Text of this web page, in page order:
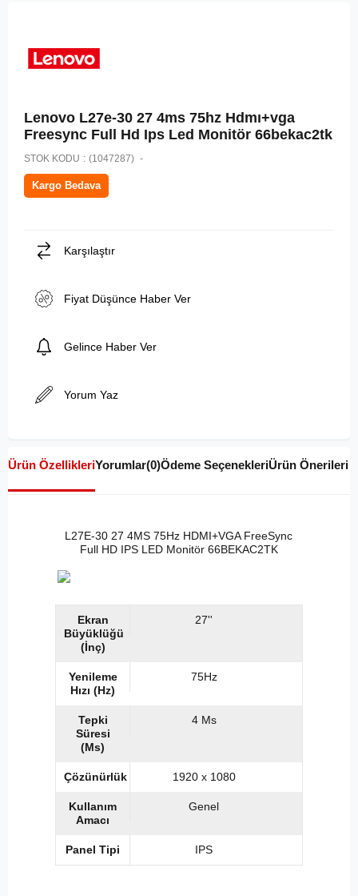
Lenovo L27e-30 27 4ms 75hz Hdmı+vga
Freesync Full Hd Ips Led Monitör 66bekac2tk
STOK KODU (1047287)
Kargo Bedava
Karşılaştır
Fiyat Düşünce Haber Ver
Gelince Haber Ver
Yorum Yaz
Ürün ÖzellikleriYorumlar(0)Ödeme SeçenekleriÜrün Önerileri
L27E-30 27 4MS 75Hz HDMI+VGA FreeSync
Full HD IPS LED Monitör 66BEKAC2TK
Ekran
Büyüklüğü
(İnç)
27''
Yenileme
Hızı (Hz)
75Hz
Tepki
Süresi
(Ms)
4 Ms
Çözünürlük 1920 x 1080
Kullanım
Amacı
Genel
Panel Tipi IPS